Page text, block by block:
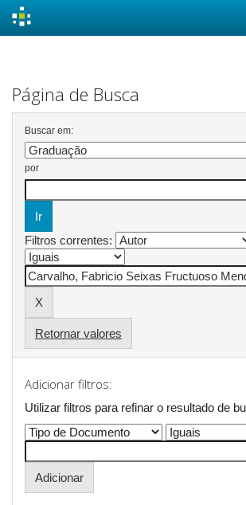
Página de Busca
Buscar em:
por
Filtros correntes:
Retornar valores
Adicionar filtros:
Utilizar filtros para refinar o resultado de